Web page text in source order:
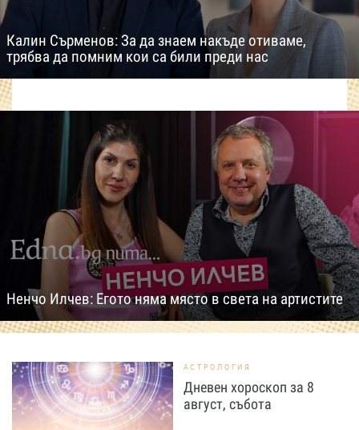
Калин Сърменов: За да знаем накъде отиваме,
трябва да помним кои са били преди нас
Ненчо Илчев: Егото няма място в света на артистите
АСТРОЛОГИЯ
Дневен хороскоп за 8
август, събота